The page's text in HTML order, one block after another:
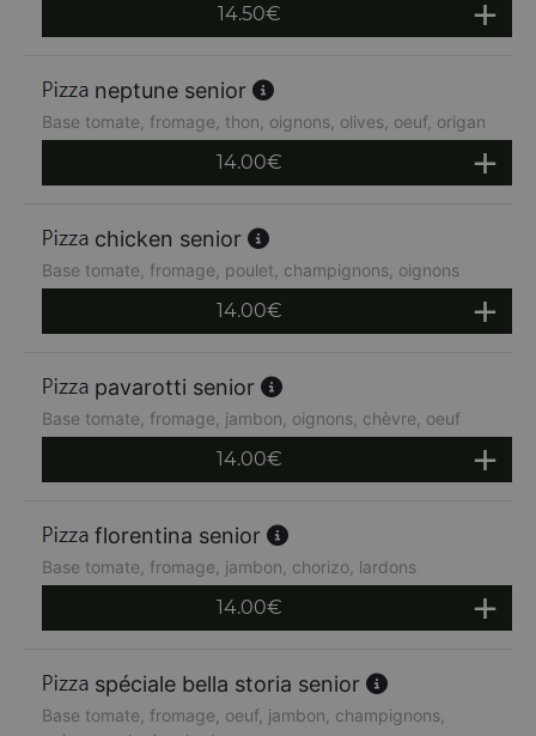
14.50€
neptune senior
Base tomate, fromage, thon, oignons, olives, oeuf, origan
14.00€
chicken senior
Base tomate, fromage, poulet, champignons, oignons
14.00€
pavarotti senior
Base tomate, fromage, jambon, oignons, chèvre, oeuf
14.00€
florentina senior
Base tomate, fromage, jambon, chorizo, lardons
14.00€
spéciale bella storia senior
Base tomate, fromage, oeuf, jambon, champignons,